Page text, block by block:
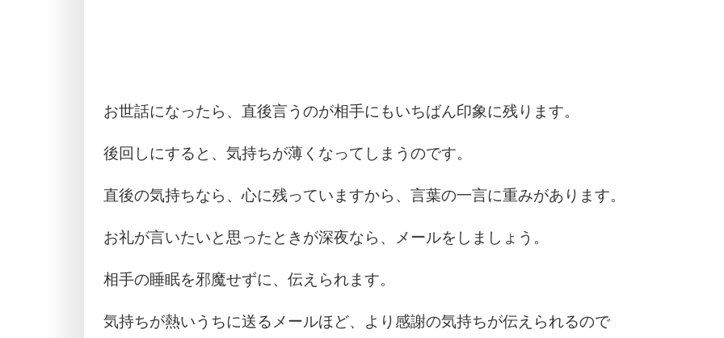
お世話になったら、直後言うのが相手にもいちばん印象に残ります。
後回しにすると、気持ちが薄くなってしまうのです。
直後の気持ちなら、心に残っていますから、言葉の一言に重みがあります。
お礼が言いたいと思ったときが深夜なら、メールをしましょう。
相手の睡眠を邪魔せずに、伝えられます。
気持ちが熱いうちに送るメールほど、より感謝の気持ちが伝えられるので